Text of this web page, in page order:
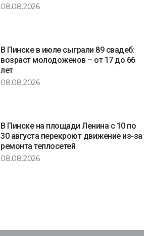
08.08.2026
В Пинске в июле сыграли 89 свадеб:
возраст молодоженов – от 17 до 66
лет
08.08.2026
В Пинске на площади Ленина с 10 по
30 августа перекроют движение из-за
ремонта теплосетей
08.08.2026